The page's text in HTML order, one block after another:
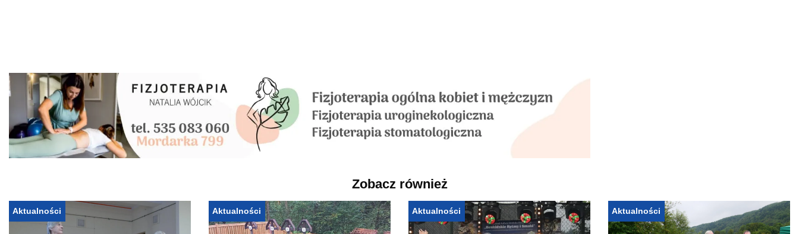
Zobacz również
Aktualności Aktualności Aktualności Aktualności